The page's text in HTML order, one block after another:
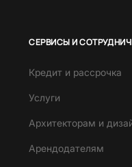
СЕРВИСЫ И
Кредит и рассрочка
Услуги
Архитекторам и
Арендодателям